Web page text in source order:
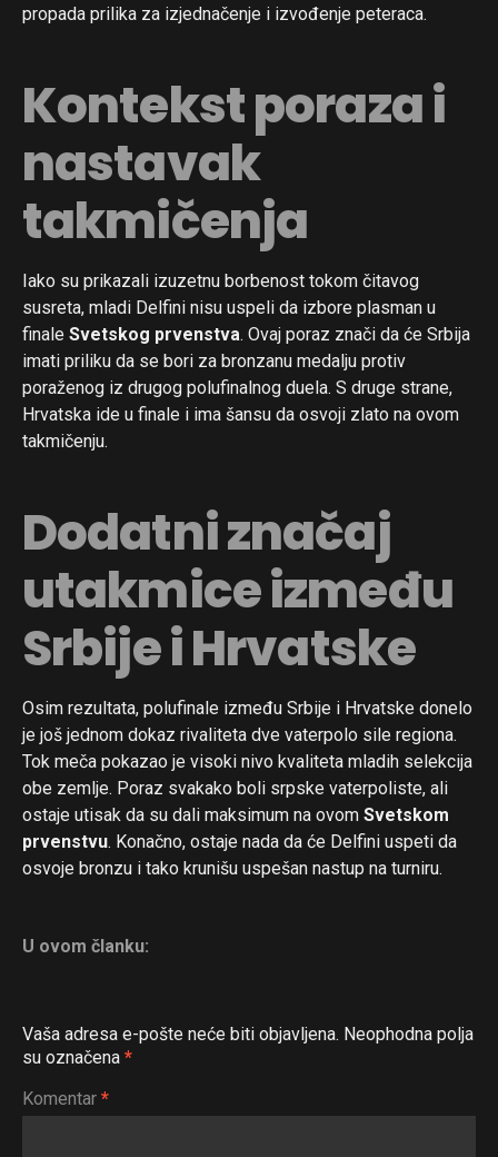
propada prilika za izjednačenje i izvođenje peteraca.
Kontekst poraza i
nastavak
takmičenja
Iako su prikazali izuzetnu borbenost tokom čitavog
susreta, mladi Delfini nisu uspeli da izbore plasman u
finale Svetskog prvenstva. Ovaj poraz znači da će Srbija
imati priliku da se bori za bronzanu medalju protiv
poraženog iz drugog polufinalnog duela. S druge strane,
Hrvatska ide u finale i ima šansu da osvoji zlato na ovom
takmičenju.
Dodatni značaj
utakmice između
Srbije i Hrvatske
Osim rezultata, polufinale između Srbije i Hrvatske donelo
je još jednom dokaz rivaliteta dve vaterpolo sile regiona.
Tok meča pokazao je visoki nivo kvaliteta mladih selekcija
obe zemlje. Poraz svakako boli srpske vaterpoliste, ali
ostaje utisak da su dali maksimum na ovom Svetskom
prvenstvu. Konačno, ostaje nada da će Delfini uspeti da
osvoje bronzu i tako krunišu uspešan nastup na turniru.
U ovom članku:
Vaša adresa e-pošte neće biti objavljena. Neophodna polja
su označena *
Komentar *
Flipboard
Reddit
Pinterest
Whatsapp
Email